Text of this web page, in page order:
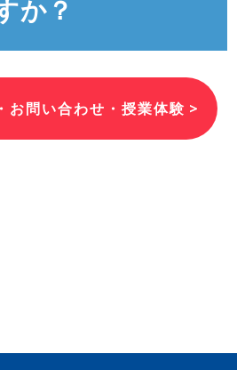
か？
お問い合わせ・授業体験